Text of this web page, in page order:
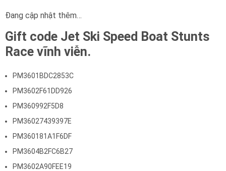
Đang cập nhật thêm…
Gift code Jet Ski Speed Boat Stunts
Race vĩnh viễn.
PM3601BDC2853C
PM3602F61DD926
PM360992F5D8
PM36027439397E
PM360181A1F6DF
PM3604B2FC6B27
PM3602A90FEE19